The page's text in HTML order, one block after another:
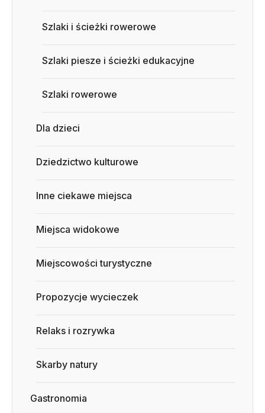
Szlaki i ścieżki rowerowe
Szlaki piesze i ścieżki edukacyjne
Szlaki rowerowe
Dla dzieci
Dziedzictwo kulturowe
Inne ciekawe miejsca
Miejsca widokowe
Miejscowości turystyczne
Propozycje wycieczek
Relaks i rozrywka
Skarby natury
Gastronomia